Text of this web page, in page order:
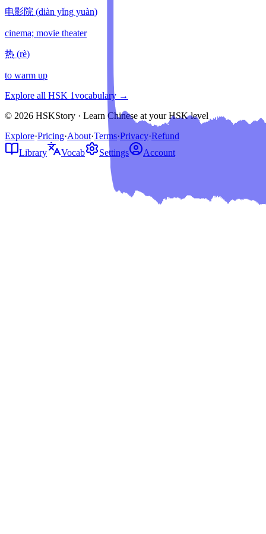
电影院 (diàn yǐng yuàn)
cinema; movie theater
热 (rè)
to warm up
Explore all HSK 1vocabulary →
© 2026 HSKStory · Learn Chinese at your HSK level
Explore·Pricing·About·Terms·Privacy·Refund
Library
Vocab Settings Account